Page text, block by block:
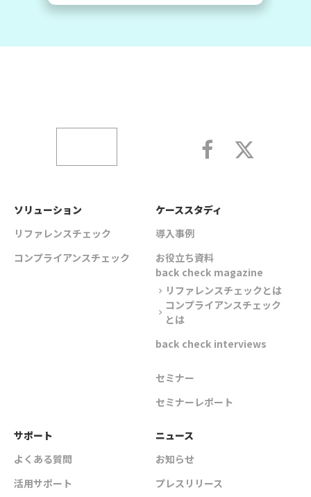
ソリューション
リファレンスチェック
コンプライアンスチェック
ケーススタディ
導入事例
お役立ち資料
back check magazine
chevron_right リファレンスチェックとは
chevron_right
コンプライアンスチェック
とは
back check interviews
セミナー
セミナーレポート
サポート
よくある質問
活用サポート
ニュース
お知らせ
プレスリリース